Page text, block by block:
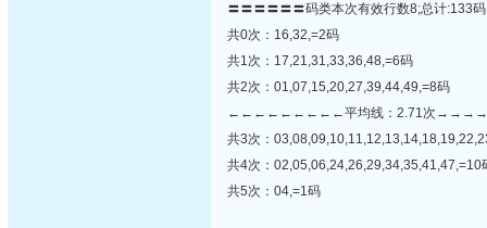
〓〓〓〓〓〓码类本次有效行数8;总计:133
共0次：16,32,=2码
共1次：17,21,31,33,36,48,=6码
共2次：01,07,15,20,27,39,44,49,=8码
←←←←←←←←←平均线：2.71次
共3次：
共4次：02,05,06,24,26,29,34,35,41,47,=10
共5次：04,=1码